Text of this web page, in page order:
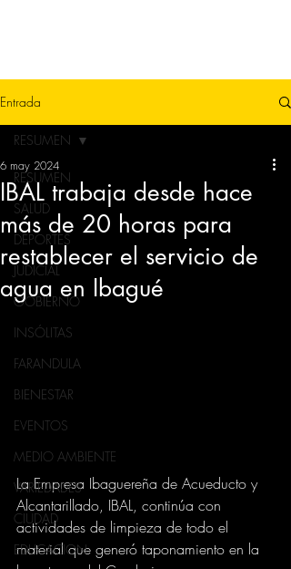
Entrada
RESUMEN
SALUD
DEPORTES
JUDICIAL
GOBIERNO
INSÓLITAS
FARANDULA
BIENESTAR
EVENTOS
MEDIO AMBIENTE
VARIEDADES
CIUDAD
EDUCACION
RESUMEN
IBAL trabaja desde hace
más de 20 horas para
restablecer el servicio de
agua en Ibagué
6 may 2024
La Empresa Ibaguereña de Acueducto y
Alcantarillado, IBAL, continúa con
actividades de limpieza de todo el
material que generó taponamiento en la